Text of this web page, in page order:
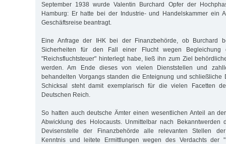
September 1938 wurde Valentin Burchard Opfer der
Hamburg: Er hatte bei der Industrie- und Handelskammer ein
Geschäftsreise beantragt.
Eine Anfrage der IHK bei der Finanzbehörde, ob Burchard
Sicherheiten für den Fall einer Flucht wegen Begleichung
"Reichsfluchtsteuer" hinterlegt habe, ließ ihn zum Ziel
werden. Am Ende dieses von vielen Dienststellen und
behandelten Vorgangs standen die Enteignung und schließliche
Schicksal steht damit exemplarisch für die vielen Facetten
Deutschen Reich.
So hatten auch deutsche Ämter einen wesentlichen Anteil an
Abwicklung des Holocausts. Unmittelbar nach Bekanntwerden
Devisenstelle der Finanzbehörde alle relevanten Stellen
Kenntnis und leitete Ermittlungen wegen des Verdachts der